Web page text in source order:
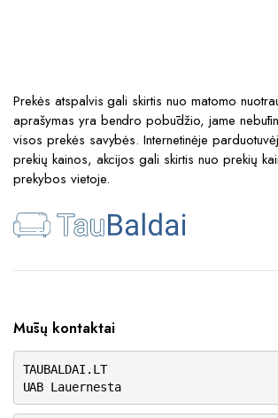
Prekės atspalvis gali skirtis nuo matomo
aprašymas yra bendro pobūdžio, jame
visos prekės savybės. Internetinėje
prekių kainos, akcijos gali skirtis nuo prekių
prekybos vietoje.
Mūsų kontaktai
TAUBALDAI.LT
UAB Lauernesta